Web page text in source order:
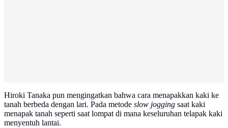
Hiroki Tanaka pun mengingatkan bahwa cara menapakkan kaki ke
tanah berbeda dengan lari. Pada metode slow jogging saat kaki
menapak tanah seperti saat lompat di mana keseluruhan telapak kaki
menyentuh lantai.